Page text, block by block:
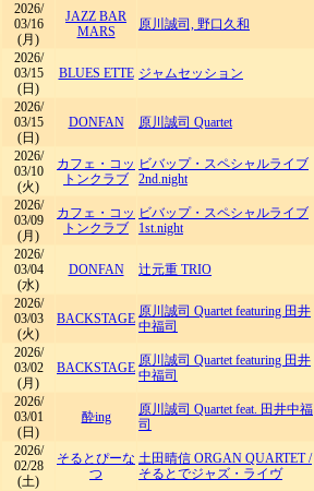
2026/
03/16
(月)
JAZZ BAR
MARS
原川誠司, 野口久和
2026/
03/15
(日)
BLUES ETTE ジャムセッション
2026/
03/15
(日)
DONFAN 原川誠司 Quartet
2026/
03/10
(火)
カフェ・コッ
トンクラブ
ビバップ・スペシャルライブ
2nd.night
2026/
03/09
(月)
カフェ・コッ
トンクラブ
ビバップ・スペシャルライブ
1st.night
2026/
03/04
(水)
DONFAN 辻元重 TRIO
2026/
03/03
(火)
BACKSTAGE 原川誠司 Quartet featuring 田井
中福司
2026/
03/02
(月)
BACKSTAGE 原川誠司 Quartet featuring 田井
中福司
2026/
03/01
(日)
酔ing
原川誠司 Quartet feat. 田井中福
司
2026/
02/28
(土)
そるとぴーな
つ
土田晴信 ORGAN QUARTET/
そるとでジャズ・ライヴ